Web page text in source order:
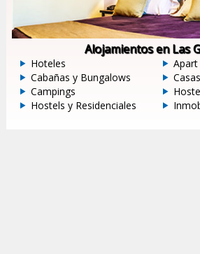
Alojamientos en Las
Hoteles
Cabañas y Bungalows
Campings
Hostels y Residenciales